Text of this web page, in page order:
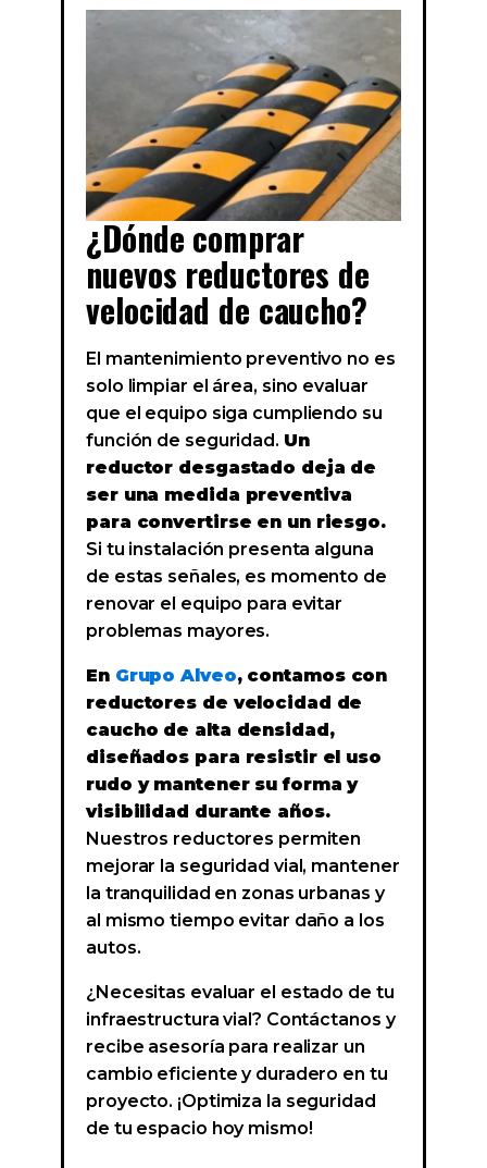
¿Dónde comprar
nuevos reductores de
velocidad de caucho?
El mantenimiento preventivo no es
solo limpiar el área, sino evaluar
que el equipo siga cumpliendo su
función de seguridad. Un
reductor desgastado deja de
ser una medida preventiva
para convertirse en un riesgo.
Si tu instalación presenta alguna
de estas señales, es momento de
renovar el equipo para evitar
problemas mayores.
En Grupo Alveo, contamos con
reductores de velocidad de
caucho de alta densidad,
diseñados para resistir el uso
rudo y mantener su forma y
visibilidad durante años.
Nuestros reductores permiten
mejorar la seguridad vial, mantener
la tranquilidad en zonas urbanas y
al mismo tiempo evitar daño a los
autos.
¿Necesitas evaluar el estado de tu
infraestructura vial? Contáctanos y
recibe asesoría para realizar un
cambio eficiente y duradero en tu
proyecto. ¡Optimiza la seguridad
de tu espacio hoy mismo!